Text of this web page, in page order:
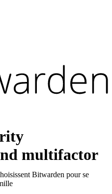
Bitwarden pour se
multifactor